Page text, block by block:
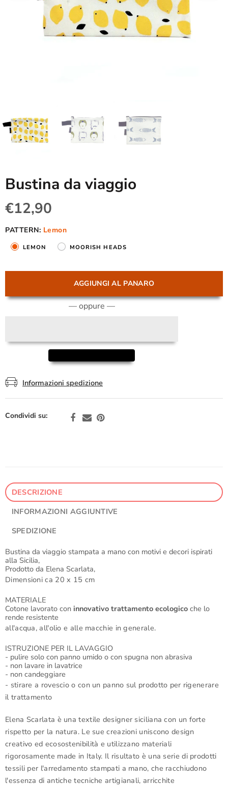
Bustina da viaggio
€12,90
PATTERN: Lemon
LEMON MOORISH HEADS
AGGIUNGI AL PANARO
— oppure —
Informazioni spedizione
Condividi su:
DESCRIZIONE
INFORMAZIONI AGGIUNTIVE
SPEDIZIONE
Bustina da viaggio stampata a mano con motivi e decori ispirati
alla Sicilia,
Prodotto da Elena Scarlata,
Dimensioni ca 20 x 15 cm
MATERIALE
Cotone lavorato con innovativo trattamento ecologico che lo
rende resistente
all'acqua, all'olio e alle macchie in generale.
ISTRUZIONE PER IL LAVAGGIO
- pulire solo con panno umido o con spugna non abrasiva
- non lavare in lavatrice
- non candeggiare
- stirare a rovescio o con un panno sul prodotto per rigenerare
il trattamento
Elena Scarlata è una textile designer siciliana con un forte
rispetto per la natura. Le sue creazioni uniscono design
creativo ed ecosostenibilità e utilizzano materiali
rigorosamente made in Italy. Il risultato è una serie di prodotti
tessili per l'arredamento stampati a mano, che racchiudono
l'essenza di antiche tecniche artigianali, arricchite